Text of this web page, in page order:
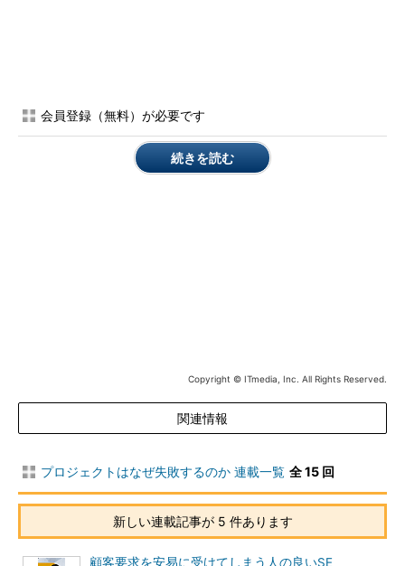
必要はない。最初は、定性的リスク分析だけにして、その精度を
高めることからスタートすることが重要である。
リスク分析の手順は、図のようになるが、「定量的リスク分
定性的リスク分析
↓
（定量的リスク分析）
会員登録（無料）が必要です
続きを読む
Copyright © ITmedia, Inc. All Rights Reserved.
関連情報
プロジェクトはなぜ失敗するのか 連載一覧 全 15 回
新しい連載記事が 5 件あります
顧客要求を安易に受けてしまう人の良いSE